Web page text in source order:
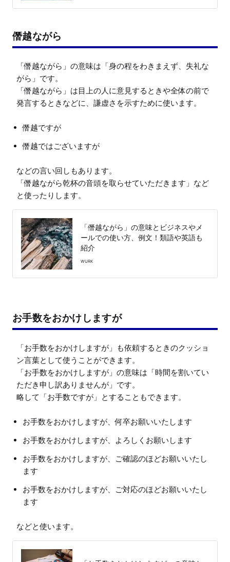
僭越ながら
「僭越ながら」の意味は「身の程をわきまえず、失礼な
がら」です。
「僭越ながら」は目上の人に意見するときや全体の前で
僭越ですが
僭越ではございますが
などの言い回しもあります。
「僭越ながら乾杯の音頭を取らせていただきます」など
「僭越ながら」の意味とビジネスやメ
ールでの使い方、例文！類語や英語も
紹介
WURK
お手数をおかけしますが
「お手数をおかけしますが」も依頼するときのクッショ
ン言葉として使うことができます。
「お手数をおかけしますが」の意味は「時間を割いてい
ただき申し訳ありませんが」です。
お手数をおかけしますが、何卒お願いいたします
お手数をおかけしますが、よろしくお願いします
お手数をおかけしますが、ご確認のほどお願いいたし
ます
お手数をおかけしますが、ご対応のほどお願いいたし
ます